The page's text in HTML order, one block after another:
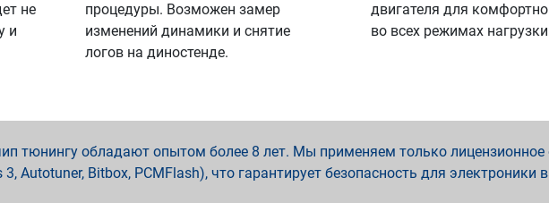
не
и
процедуры. Возможен замер
изменений динамики и снятие
логов на диностенде.
двигателя для
во всех режимах
тюнингу обладают опытом более 8 лет. Мы применяем только лицензионное
Autotuner, Bitbox, PCMFlash), что гарантирует безопасность для электроники